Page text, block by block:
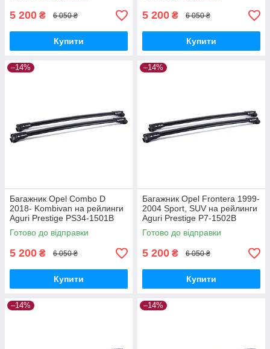
5 200 ₴ 6 050 ₴
Купити
5 200 ₴ 6 050 ₴
Купити
–14%
Багажник Opel Combo D
2018- Kombivan на рейлинги
Aguri Prestige PS34-1501B
Готово до відправки
5 200 ₴ 6 050 ₴
Купити
–14%
Багажник Opel Frontera 1999-
2004 Sport, SUV на рейлинги
Aguri Prestige P7-1502B
Готово до відправки
5 200 ₴ 6 050 ₴
Купити
–14% –14%